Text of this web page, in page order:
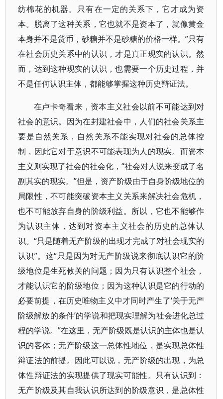
纺棉花的机器。只有在一定的关系下，它才成为资
本。脱离了这种关系，它也就不是资本了，就像黄金
本身并不是货币，砂糖并不是砂糖的价格一样。”只有
在社会历史关系中的认识，才是真正现实的认识。然
而，达到这种现实的认识，也需要一个历史过程，并
不是任何认识主体，都能够掌握这种历史辩证法。
在卢卡奇看来，资本主义社会以前不可能达到对
社会的意识。因为在封建社会中，人们的社会关系主
要是自然关系，自然关系不能实现对社会的总体控
制，因此它对于意识不可能表现为人的现实。而资本
主义则实现了社会的社会化，“社会对人说来变成了名
副其实的现实。”但是，资产阶级由于自身阶级地位的
局限性，不可能突破资本主义关系来解决社会危机，
也不可能放弃自身的阶级利益。所以，它也不能够作
为认识主体，达到对资本主义社会的历史的总体认
识。“只是随着无产阶级的出现才完成了对社会现实的
认识”。这“只是因为对无产阶级说来彻底认识它的阶
级地位是生死攸关的问题；因为只有认识整个社会，
才能认识它的阶级地位；因为这种认识是它的行动的
必要前提，在历史唯物主义中才同时产生了‘关于无产
阶级解放的条件’的学说和把现实理解为社会进化总过
程的学说。”在这里，无产阶级既是认识的主体也是认
识的客体；无产阶级这一总体性地位，是实现总体性
辩证法的前提。因此可以说，无产阶级的出现，为总
体性辩证法的实现提供了现实可能性。只有认识到：
无产阶级及其自我认识所达到的阶级意识，是总体性